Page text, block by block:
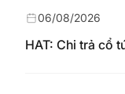
HAT: Chi trả cổ
06/08/2026